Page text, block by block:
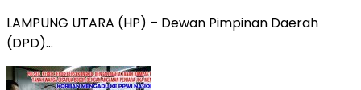
LAMPUNG UTARA (HP) – Dewan Pimpinan Daerah
(DPD)…